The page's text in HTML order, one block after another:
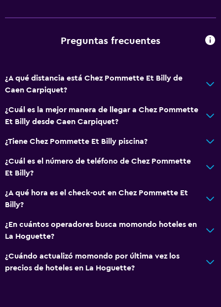
Preguntas frecuentes
¿A qué distancia está Chez Pommette Et Billy de
Caen Carpiquet?
¿Cuál es la mejor manera de llegar a Chez Pommette
Et Billy desde Caen Carpiquet?
¿Tiene Chez Pommette Et Billy piscina?
¿Cuál es el número de teléfono de Chez Pommette
Et Billy?
¿A qué hora es el check-out en Chez Pommette Et
Billy?
¿En cuántos operadores busca momondo hoteles en
La Hoguette?
¿Cuándo actualizó momondo por última vez los
precios de hoteles en La Hoguette?